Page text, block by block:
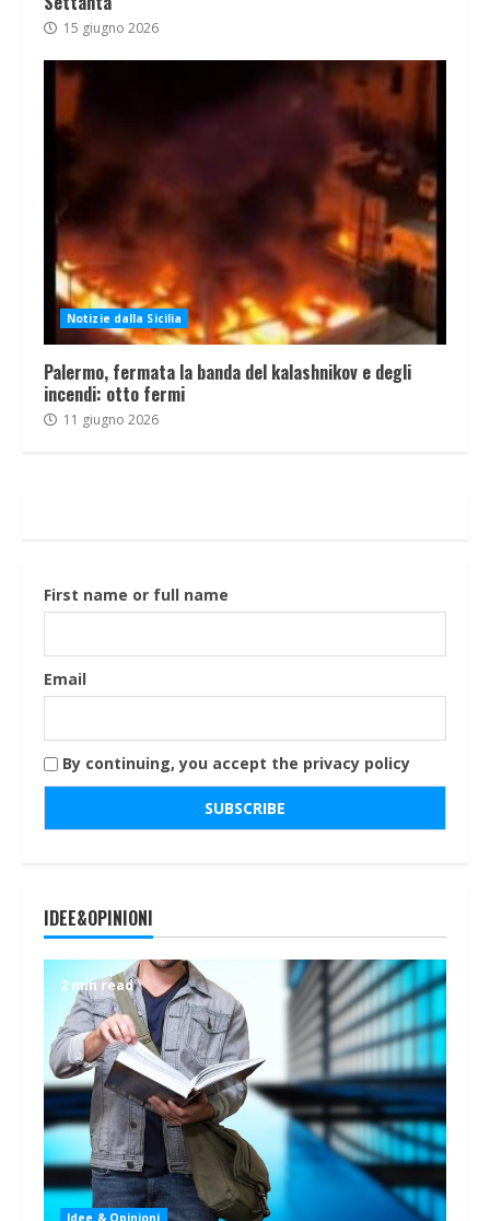
15 giugno 2026
Notizie dalla Sicilia
Palermo, fermata la banda del kalashnikov e degli
incendi: otto fermi
11 giugno 2026
First name or full name
Email
By continuing, you accept the privacy policy
IDEE&OPINIONI
2 min read
Idee & Opinioni